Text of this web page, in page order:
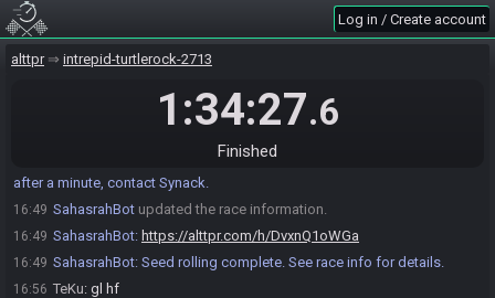
Log in / Create account
alttpr intrepid-turtlerock-2713
1:34:27.6
Finished
16:47
16:47
16:47 Arnie3000:und ich rolle sonst nie :D
so ich roll dann mal, falls wieder irgendwas schief geht
after a minute, contact Synack.
16:49 SahasrahBot updated the race information.
16:49 SahasrahBot: https://alttpr.com/h/DvxnQ1oWGa
16:49 SahasrahBot: Seed rolling complete. See race info for details.
16:56 TeKu: gl hf